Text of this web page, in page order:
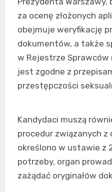
za ocenę złożonych
obejmuje weryfikację
dokumentów, a także
w Rejestrze Sprawców
jest zgodne z
przestępczości
Kandydaci muszą
procedur związanych
określono w ustawie z
potrzeby, organ
zażądać oryginałów